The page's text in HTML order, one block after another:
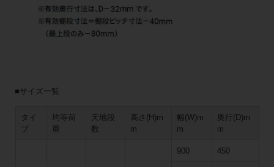
■サイズ一覧
タイ
プ
均等荷
天地段
数
高さ(H)m
m
幅(W)m
m
奥行(D)m
m
900 450